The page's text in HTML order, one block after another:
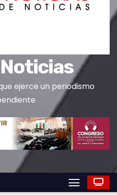
ejerce un periodismo